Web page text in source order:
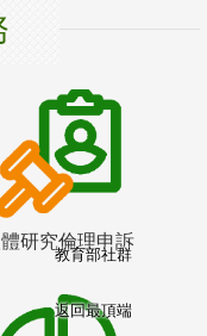
體研究倫理申訴
教育部社群
返回最頂端